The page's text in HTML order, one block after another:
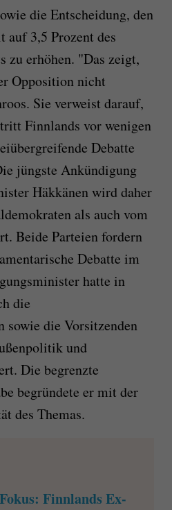
die Entscheidung, den
auf 3,5 Prozent des
zu erhöhen. "Das zeigt,
Opposition nicht
Sie verweist darauf,
Finnlands vor wenigen
Debatte
jüngste Ankündigung
Häkkänen wird daher
als auch vom
Beide Parteien fordern
Debatte im
hatte in
die
sowie die Vorsitzenden
und
Die begrenzte
begründete er mit der
des Themas.
Finnlands Ex-